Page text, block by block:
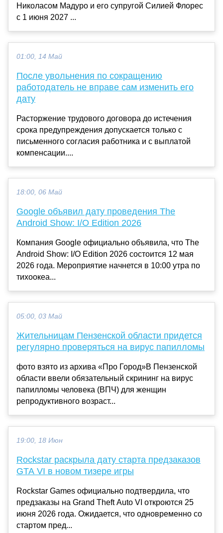
Николасом Мадуро и его супругой Силией Флорес
с 1 июня 2027 ...
01:00, 14 Май
После увольнения по сокращению
работодатель не вправе сам изменить его
дату
Расторжение трудового договора до истечения
срока предупреждения допускается только с
письменного согласия работника и с выплатой
компенсации....
18:00, 06 Май
Google объявил дату проведения The
Android Show: I/O Edition 2026
Компания Google официально объявила, что The
Android Show: I/O Edition 2026 состоится 12 мая
2026 года. Мероприятие начнется в 10:00 утра по
тихоокеа...
05:00, 03 Май
Жительницам Пензенской области придется
регулярно проверяться на вирус папилломы
фото взято из архива «Про Город»В Пензенской
области ввели обязательный скрининг на вирус
папилломы человека (ВПЧ) для женщин
репродуктивного возраст...
19:00, 18 Июн
Rockstar раскрыла дату старта предзаказов
GTA VI в новом тизере игры
Rockstar Games официально подтвердила, что
предзаказы на Grand Theft Auto VI откроются 25
июня 2026 года. Ожидается, что одновременно со
стартом пред...